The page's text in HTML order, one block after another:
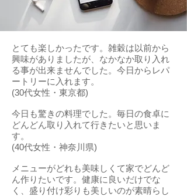
とても楽しかったです。雑穀は以前から
興味がありましたが、なかなか取り入れ
る事が出来ませんでした。今日からレパ
ートリーに入れます。
(30代女性・東京都)
今日も驚きの料理でした。毎日の食卓に
どんどん取り入れて行きたいと思いま
す。
(40代女性・神奈川県)
メニューがどれも美味しくて家でどんど
ん作りたいです。健康に良いだけでな
く、盛り付け彩りも美しいのが素晴らし